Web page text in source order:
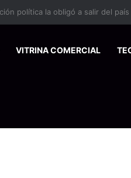
VITRINA COMERCIAL